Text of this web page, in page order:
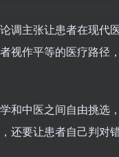
调主张让患者在现代
视作平等的医疗路径
和中医之间自由挑选
还要让患者自己判对